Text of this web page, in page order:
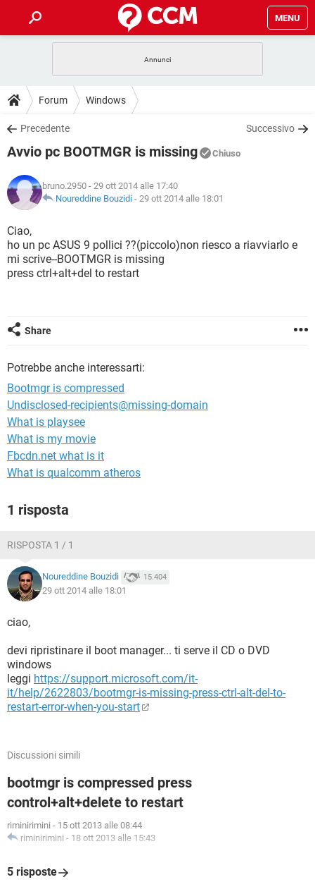
MENU
INTRATTENIMENTO
iOS
INSTAGRAM WHATSAPP
TIKTOK
HARDWARE
GUIDE
COVID-19
INSTAGRAM WHATSAPP
TIKTOK
HARDWARE
DOWNLOAD
COVID-19 GAMING
INTRATTENIMENTO
iOS WINDOWS 10
INSTAGRAM
TIKTOK FACEBOOK
HARDWARE
COVID-19 GAMING
INTRATTENIMENTO
iOS
INSTAGRAM
GLOSSARIO
COVID-19
INTRATTENIMENTO ANDROID
iOS
TIKTOK
Forum Windows
Precedente Successivo
Avvio pc BOOTMGR is missing Chiuso
bruno.2950 - 29 ott 2014 alle 17:40
Noureddine Bouzidi - 29 ott 2014 alle 18:01
Ciao,
ho un pc ASUS 9 pollici ??(piccolo)non riesco a riavviarlo e
mi scrive--BOOTMGR is missing
press ctrl+alt+del to restart
Share
Potrebbe anche interessarti:
Bootmgr is compressed
Undisclosed-recipients@missing-domain
What is playsee
What is my movie
Fbcdn.net what is it
What is qualcomm atheros
1 risposta
RISPOSTA 1 / 1
Noureddine Bouzidi 15.404
29 ott 2014 alle 18:01
ciao,
devi ripristinare il boot manager... ti serve il CD o DVD
windows
leggi https://support.microsoft.com/it-
it/help/2622803/bootmgr-is-missing-press-ctrl-alt-del-to-
restart-error-when-you-start
Discussioni simili
bootmgr is compressed press
control+alt+delete to restart
riminirimini - 15 ott 2013 alle 08:44
riminirimini - 18 ott 2013 alle 15:43
5 risposte